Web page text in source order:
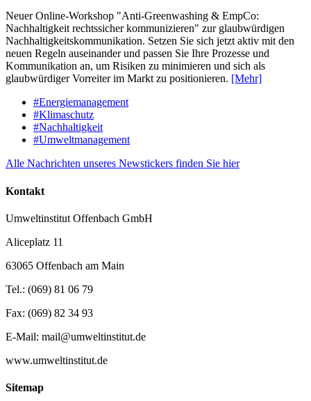
Neuer Online-Workshop "Anti-Greenwashing & EmpCo:
Nachhaltigkeit rechtssicher kommunizieren" zur glaubwürdigen
Nachhaltigkeitskommunikation. Setzen Sie sich jetzt aktiv mit den
neuen Regeln auseinander und passen Sie Ihre Prozesse und
Kommunikation an, um Risiken zu minimieren und sich als
glaubwürdiger Vorreiter im Markt zu positionieren. [Mehr]
#Energiemanagement
#Klimaschutz
#Nachhaltigkeit
#Umweltmanagement
Alle Nachrichten unseres Newstickers finden Sie hier
Kontakt
Umweltinstitut Offenbach GmbH
Aliceplatz 11
63065 Offenbach am Main
Tel.: (069) 81 06 79
Fax: (069) 82 34 93
E-Mail: mail@umweltinstitut.de
www.umweltinstitut.de
Sitemap